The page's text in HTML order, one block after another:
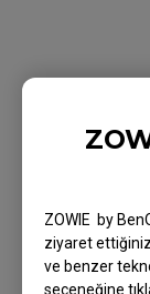
ZOWIE by
ziyaret
ve benzer
seçeneğine
XL2411K
XL2540K
XL2546S
(24.5"),
XL2746K